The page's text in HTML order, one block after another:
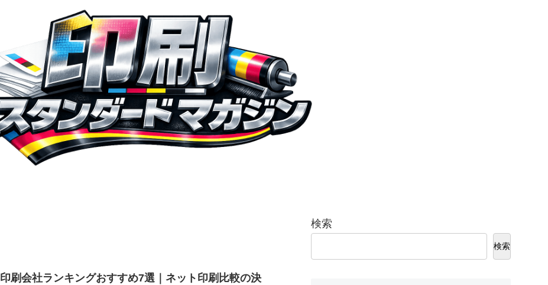
印刷会社ランキングおすすめ7選｜ネット印刷比較の決
検索
検索